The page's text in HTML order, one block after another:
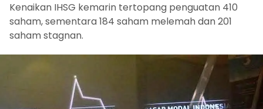
Kenaikan IHSG kemarin tertopang penguatan 410
saham, sementara 184 saham melemah dan 201
saham stagnan.